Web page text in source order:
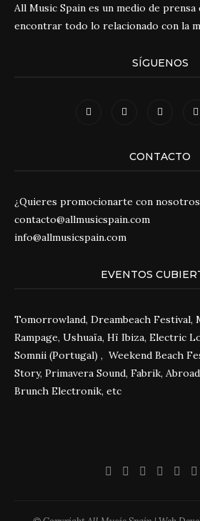
All Music Spain es un medio de
encontrar todo lo relacionado con la
SÍGUENOS
CONTACTO
¿Quieres promocionarte con
contacto@allmusicspain.com
info@allmusicspain.com
EVENTOS
Tomorrowland, Dreambeach Festival,
Rampage, Ushuaïa, Hï Ibiza, Electric
Somnii (Portugal) , Weekend Beach
Story, Primavera Sound, Fabrik,
Brunch Electronik, etc